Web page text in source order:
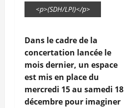
<p>(SDH/LPI)</p>
Dans le cadre de la
concertation lancée le
mois dernier, un espace
est mis en place du
mercredi 15 au samedi 18
décembre pour imaginer